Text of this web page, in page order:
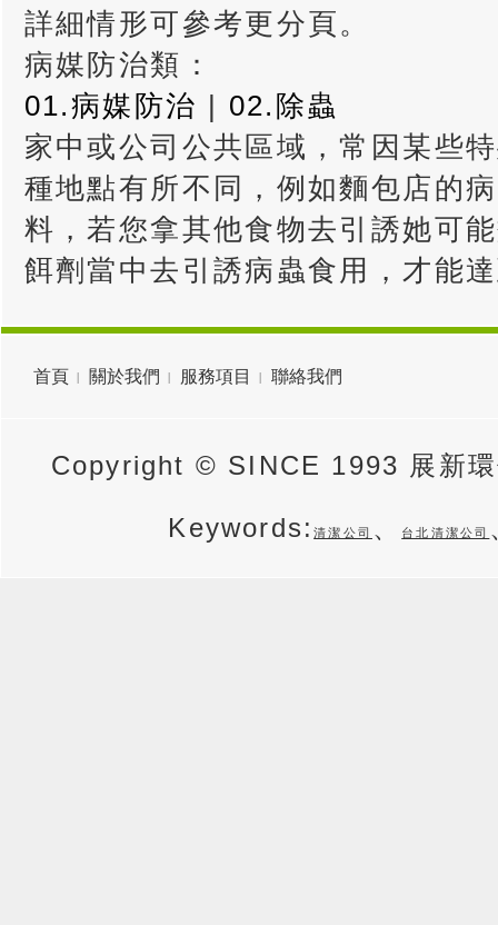
詳細情形可參考更分頁。
病媒防治類：
01.病媒防治 | 02.除蟲
家中或公司公共區域，常因某些
種地點有所不同，例如麵包店的
料，若您拿其他食物去引誘她可
餌劑當中去引誘病蟲食用，才能
首頁 關於我們 服務項目 聯絡我們
Copyright © SINCE 1993 展新
Keywords:清潔公司 、 台北清潔公司